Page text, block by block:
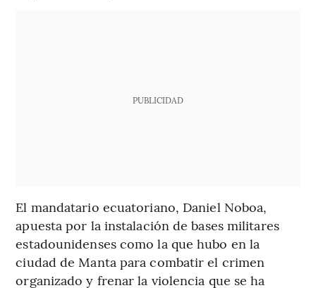
PUBLICIDAD
El mandatario ecuatoriano, Daniel Noboa,
apuesta por la instalación de bases militares
estadounidenses como la que hubo en la
ciudad de Manta para combatir el crimen
organizado y frenar la violencia que se ha